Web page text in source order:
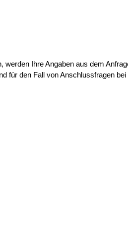
Ihre Angaben aus dem
für den Fall von Anschlussfragen